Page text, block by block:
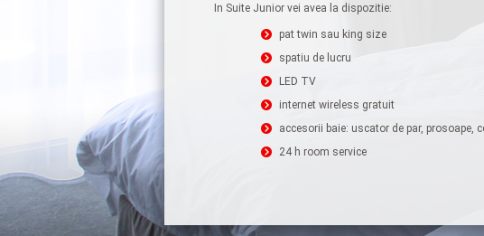
In Suite Junior vei avea la dispozitie:
pat twin sau king size
spatiu de lucru
LED TV
internet wireless gratuit
accesorii baie: uscator de par, prosoape,
24 h room service